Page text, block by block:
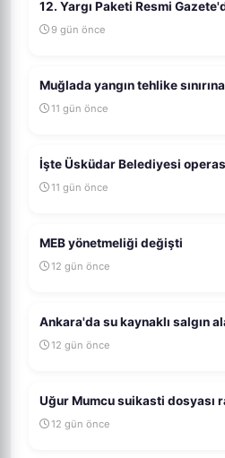
12. Yargı Paketi Resmi
9 gün önce
Muğlada yangın tehlike
11 gün önce
İşte Üsküdar Belediyesi
11 gün önce
MEB yönetmeliği değişti
12 gün önce
Ankara'da su kaynaklı salgın
12 gün önce
Uğur Mumcu suikasti dosyası
12 gün önce